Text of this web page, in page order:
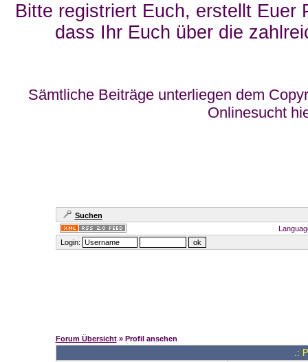
Bitte registriert Euch, erstellt Euer
dass Ihr Euch über die
Sämtliche Beiträge unterliegen dem
Onlinesucht
Suchen
Login:
Forum Übersicht» Profil ansehen
.: